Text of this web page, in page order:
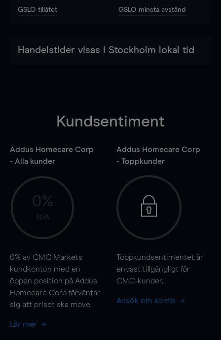
GSLO tillåtet GSLO minsta avstånd
Handelstider visas i Stockholm lokal tid
Kundsentiment
Addus Homecare Corp
- Alla kunder
0%
N/A
0% av CMC Markets
kundkonton med en
öppen position på Addus
Homecare Corp förväntar
sig att priset ska move.
Lär mer
Addus Homecare Corp
- Toppkunder
Toppkundsentimentet är
endast tillgängligt för
CMC-kunder.
Ansök om konto